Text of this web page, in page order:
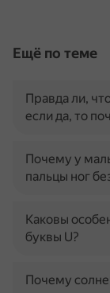
Ещё по теме
Правда ли,
если да, то
Почему у
пальцы ног
Каковы
буквы U?
Почему